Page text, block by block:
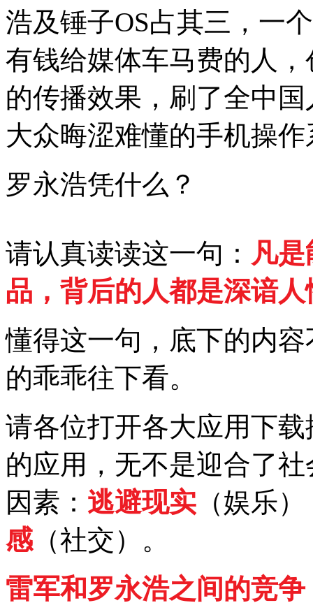
浩及锤子OS占其三，一
有钱给媒体车马费的人
的传播效果，刷了全中
大众晦涩难懂的手机操作
罗永浩凭什么？
请认真读读这一句： 凡
品，背后的人都是深谙人
懂得这一句，底下的内
的乖乖往下看。
请各位打开各大应用下
的应用，无不是迎合了
因素： 逃避现实 （娱乐
感 （社交）。
雷军和罗永浩之间的竞